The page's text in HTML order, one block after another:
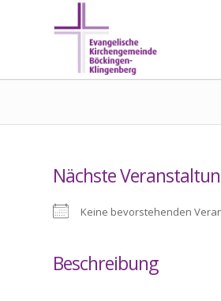
Nächste
Keine bevorstehenden
Beschreibung